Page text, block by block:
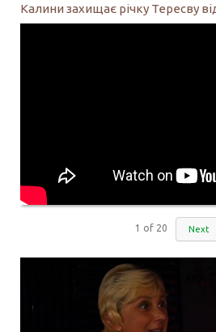
Калини захищає річку Тересву
1 of 20 Next